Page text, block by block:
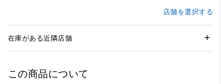
店舗を選択する
在庫がある近隣店舗
この商品について